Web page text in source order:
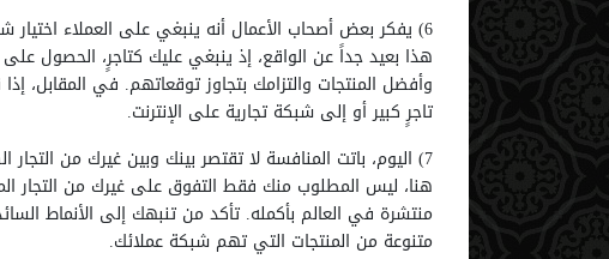
6) يفكر بعض أصحاب الأعمال أنه ينبغي على العملاء اختيار
هذا بعيد جداً عن الواقع، إذ ينبغي عليك كتاجرٍ، الحصول
وأفضل المنتجات والتزامك بتجاوز توقعاتهم. في المقابل،
تاجرٍ كبير أو إلى شبكة تجارية على الإنترنت.
7) اليوم، باتت المنافسة لا تقتصر بينك وبين غيرك من
هنا، ليس المطلوب منك فقط التفوق على غيرك من التجار
منتشرة في العالم بأكمله. تأكد من تنبهك إلى الأنماط
متنوعة من المنتجات التي تهم شبكة عملائك.